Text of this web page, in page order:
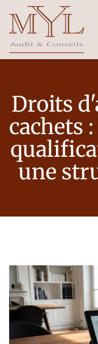
Droits
cachets
une